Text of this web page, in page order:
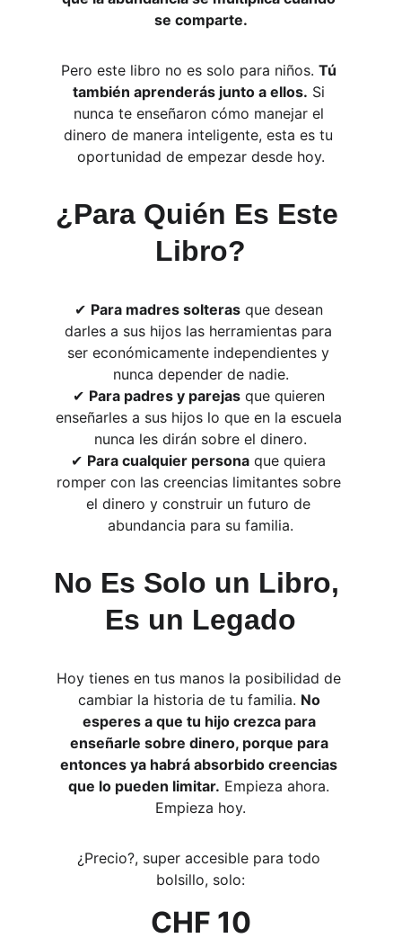
se comparte.
Pero este libro no es solo para niños. Tú
también aprenderás junto a ellos. Si
nunca te enseñaron cómo manejar el
dinero de manera inteligente, esta es tu
oportunidad de empezar desde hoy.
¿Para Quién Es Este
Libro?
✔ Para madres solteras que desean
darles a sus hijos las herramientas para
ser económicamente independientes y
nunca depender de nadie.
✔ Para padres y parejas que quieren
enseñarles a sus hijos lo que en la escuela
nunca les dirán sobre el dinero.
✔ Para cualquier persona que quiera
romper con las creencias limitantes sobre
el dinero y construir un futuro de
abundancia para su familia.
No Es Solo un Libro,
Es un Legado
Hoy tienes en tus manos la posibilidad de
cambiar la historia de tu familia. No
esperes a que tu hijo crezca para
enseñarle sobre dinero, porque para
entonces ya habrá absorbido creencias
que lo pueden limitar. Empieza ahora.
Empieza hoy.
¿Precio?, super accesible para todo
bolsillo, solo:
CHF 10